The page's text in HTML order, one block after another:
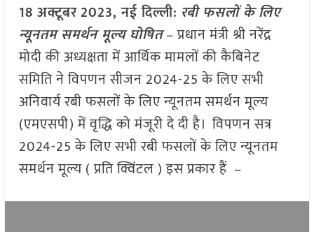
18 अक्टूबर2023, नई दिल्ली: रबी फसलों के लिए
न्यूनतम समर्थन मूल्य घोषित– प्रधान मंत्री श्री नरेंद्र
मोदी की अध्यक्षता में आर्थिक मामलों की कैबिनेट
समिति ने विपणन सीजन 2024-25 के लिए सभी
अनिवार्य रबी फसलों के लिए न्यूनतम समर्थन मूल्य
(एमएसपी) में वृद्धि को मंजूरी दे दी है। विपणन सत्र
2024-25 के लिए सभी रबी फसलों के लिए न्यूनतम
समर्थन मूल्य ( प्रति क्विंटल ) इस प्रकार हैं –